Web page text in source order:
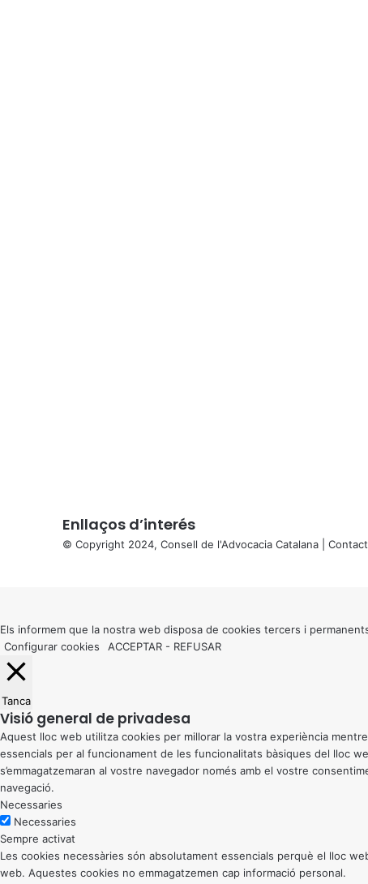
Enllaços d’interés
© Copyright 2024, Consell de l'Advocacia Catalana |
button
Els informem que la nostra web disposa de cookies tercers i
Configurar cookies
ACCEPTAR - REFUSAR
Tanca
Visió general de privadesa
Aquest lloc web utilitza cookies per millorar la vostra experiència
essencials per al funcionament de les funcionalitats bàsiques del lloc
s’emmagatzemaran al vostre navegador només amb el vostre
navegació.
Necessaries
Necessaries
Sempre activat
Les cookies necessàries són absolutament essencials perquè el lloc
web. Aquestes cookies no emmagatzemen cap informació personal.